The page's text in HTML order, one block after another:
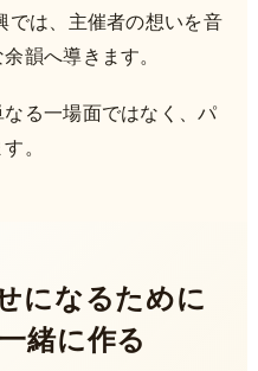
では、主催者の想いを音
韻へ導きます。
る一場面ではなく、パ
。
になるために
緒に作る